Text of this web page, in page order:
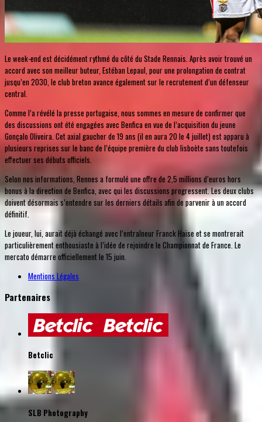
Le week-end est décidément rythmé du côté du Stade Rennais. Après avoir trouvé un
accord avec son meilleur buteur, Estéban Lepaul, pour une prolongation de contrat
jusqu’en 2030, le club breton avance également sur le recrutement d’un défenseur
central.
Comme l’a révélé la presse portugaise, nous sommes en mesure de confirmer que
des discussions ont été engagées avec Benfica en vue de l’acquisition du jeune
Gonçalo Oliveira. Cet axial gaucher de 19 ans (il en aura 20 le 4 juillet) est apparu à
plusieurs reprises sur le banc de l’équipe première du club lisboète sans toutefois
effectuer ses débuts officiels.
Selon nos informations, Rennes a formulé une offre de 2,5 millions d’euros hors
bonus à la direction de Benfica, avec qui les discussions progressent. Les deux clubs
doivent désormais s’entendre sur les derniers détails afin de parvenir à un accord
définitif.
Le joueur, lui, aurait déjà échangé avec l’entraîneur Franck Haise et se montrerait
particulièrement enthousiaste à l’idée de rejoindre le Championnat de France. Le
mercato démarre officiellement le 15 juin.
Mentions Légales
Partenaires
Betclic
SLB Photography